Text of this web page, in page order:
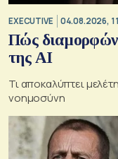
EXECUTIVE 04.08.2026,
Πώς
της AI
Τι αποκαλύπτει
νοημοσύνη